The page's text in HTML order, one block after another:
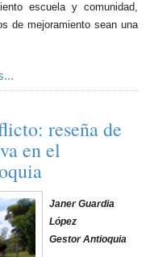
escuela y comunidad,
de mejoramiento sean una
reseña de
en el
Janer Guardia
López
Gestor Antioquia